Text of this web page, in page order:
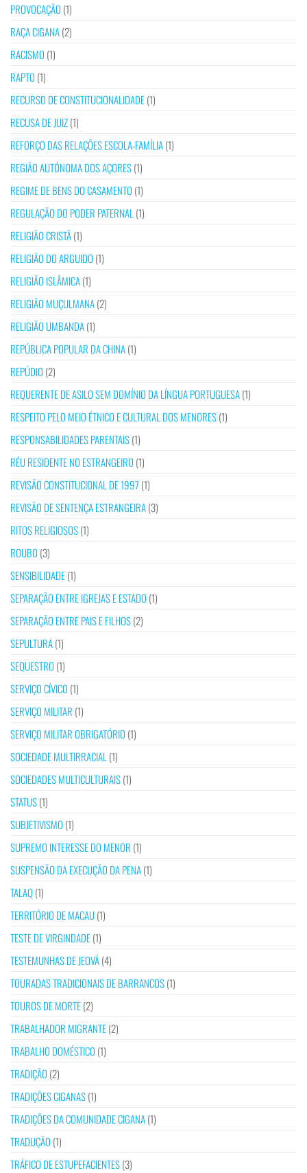
PROVOCAÇÃO (1)
RAÇA CIGANA(2)
RACISMO (1)
RAPTO (1)
RECURSO DE CONSTITUCIONALIDADE(1)
RECUSA DE JUIZ(1)
REFORÇO DAS RELAÇÕES ESCOLA-FAMÍLIA(1)
REGIÃO AUTÓNOMA DOS AÇORES(1)
REGIME DE BENS DO CASAMENTO (1)
REGULAÇÃO DO PODER PATERNAL(1)
RELIGIÃO CRISTÃ(1)
RELIGIÃO DO ARGUIDO (1)
RELIGIÃO ISLÂMICA(1)
RELIGIÃO MUÇULMANA(2)
RELIGIÃO UMBANDA(1)
REPÚBLICA POPULAR DA CHINA(1)
REPÚDIO (2)
REQUERENTE DE ASILO SEM DOMÍNIO DA LÍNGUA PORTUGUESA(1)
RESPEITO PELO MEIO ÉTNICO E CULTURAL DOS MENORES(1)
RESPONSABILIDADES PARENTAIS(1)
RÉU RESIDENTE NO ESTRANGEIRO (1)
REVISÃO CONSTITUCIONAL DE 1997 (1)
REVISÃO DE SENTENÇA ESTRANGEIRA(3)
RITOS RELIGIOSOS(1)
ROUBO (3)
SENSIBILIDADE(1)
SEPARAÇÃO ENTRE IGREJAS E ESTADO (1)
SEPARAÇÃO ENTRE PAIS E FILHOS(2)
SEPULTURA(1)
SEQUESTRO (1)
SERVIÇO CÍVICO (1)
SERVIÇO MILITAR (1)
SERVIÇO MILITAR OBRIGATÓRIO (1)
SOCIEDADE MULTIRRACIAL(1)
SOCIEDADES MULTICULTURAIS(1)
STATUS(1)
SUBJETIVISMO (1)
SUPREMO INTERESSE DO MENOR (1)
SUSPENSÃO DA EXECUÇÃO DA PENA(1)
TALAQ(1)
TERRITÓRIO DE MACAU(1)
TESTE DE VIRGINDADE(1)
TESTEMUNHAS DE JEOVÁ(4)
TOURADAS TRADICIONAIS DE BARRANCOS(1)
TOUROS DE MORTE(2)
TRABALHADOR MIGRANTE(2)
TRABALHO DOMÉSTICO (1)
TRADIÇÃO (2)
TRADIÇÕES CIGANAS(1)
TRADIÇÕES DA COMUNIDADE CIGANA(1)
TRADUÇÃO (1)
TRÁFICO DE ESTUPEFACIENTES(3)